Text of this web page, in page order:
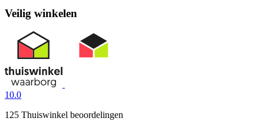
Veilig winkelen
10.0
125 Thuiswinkel beoordelingen